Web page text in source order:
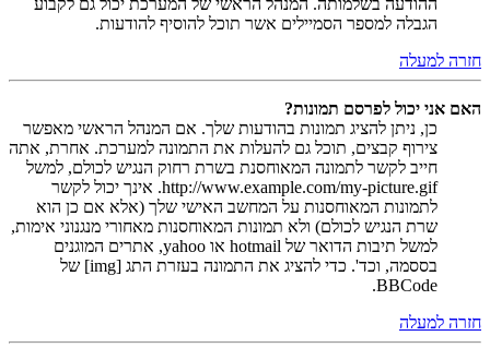
ההודעה בשלמותה. המנהל הראשי של המערכת יכול גם לקבוע
הגבלה למספר הסמיילים אשר תוכל להוסיף להודעות.
חזרה למעלה
האם אני יכול לפרסם תמונות?
כן, ניתן להציג תמונות בהודעות שלך. אם המנהל הראשי מאפשר
צירוף קבצים, תוכל גם להעלות את התמונה למערכת. אחרת, אתה
חייב לקשר לתמונה המאוחסנת בשרת רחוק הנגיש לכולם, למשל
http://www.example.com/my-picture.gif. אינך יכול לקשר
לתמונות המאוחסנות על המחשב האישי שלך (אלא אם כן הוא
שרת הנגיש לכולם) ולא תמונות המאוחסנות מאחורי מנגנוני אימות,
למשל תיבות הדואר של hotmail או yahoo, אתרים המוגנים
בססמה, וכד'. כדי להציג את התמונה בעזרת התג [img] של
BBCode.
חזרה למעלה